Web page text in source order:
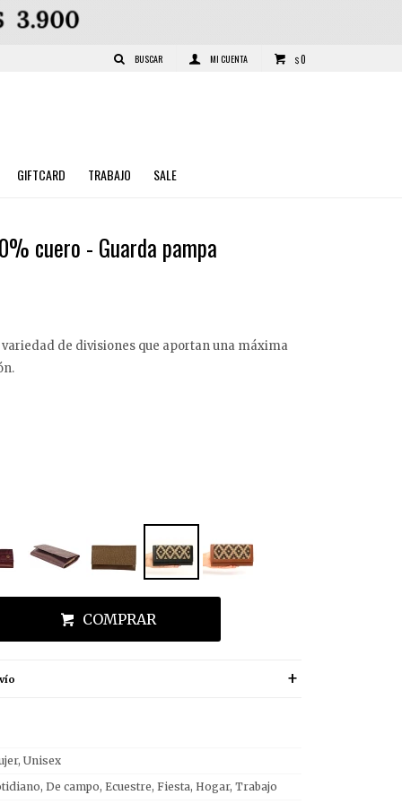
GIFTCARD TRABAJO SALE
$0
cuero - Guarda pampa
de divisiones que aportan una máxima
COMPRAR
Unisex
De campo, Ecuestre, Fiesta, Hogar, Trabajo